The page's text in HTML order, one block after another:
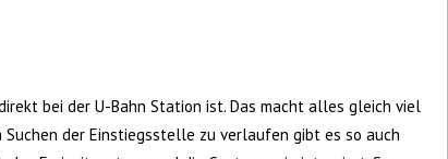
bei der U-Bahn Station ist. Das macht alles gleich viel
der Einstiegsstelle zu verlaufen gibt es so auch